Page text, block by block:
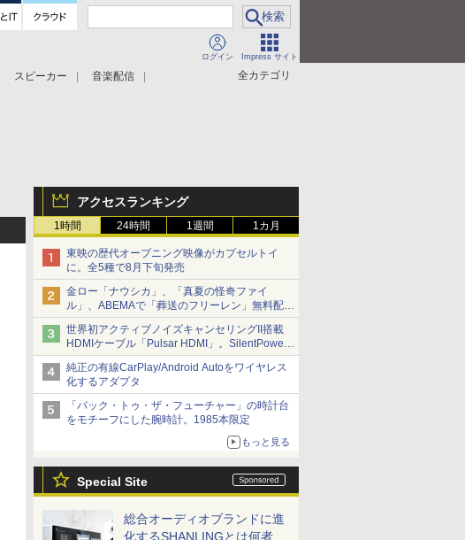
ログイン Impress サイト
全カテゴリ
スピーカー
音楽配信
アクセスランキング
1時間 24時間 1週間 1カ月
東映の歴代オープニング映像がカプセルトイ
に。全5種で8月下旬発売
金ロー「ナウシカ」、「真夏の怪奇ファイ
ル」、ABEMAで「葬送のフリーレン」無料配信
など。夏の特番・配信情報
世界初アクティブノイズキャンセリングII搭載
HDMIケーブル「Pulsar HDMI」。SilentPower
から
純正の有線CarPlay/Android Autoをワイヤレス
化するアダプタ
「バック・トゥ・ザ・フューチャー」の時計台
をモチーフにした腕時計。1985本限定
もっと見る
Special Site
総合オーディオブランドに進
化するSHANLINGとは何者